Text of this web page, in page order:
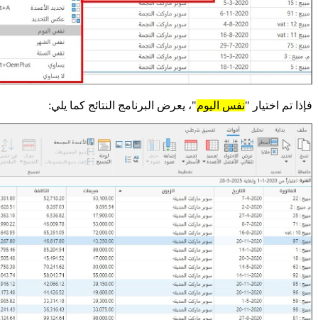
فإذا تم اختيار "نفس اليوم"، يعرض البرنامج النتائج كما يلي: